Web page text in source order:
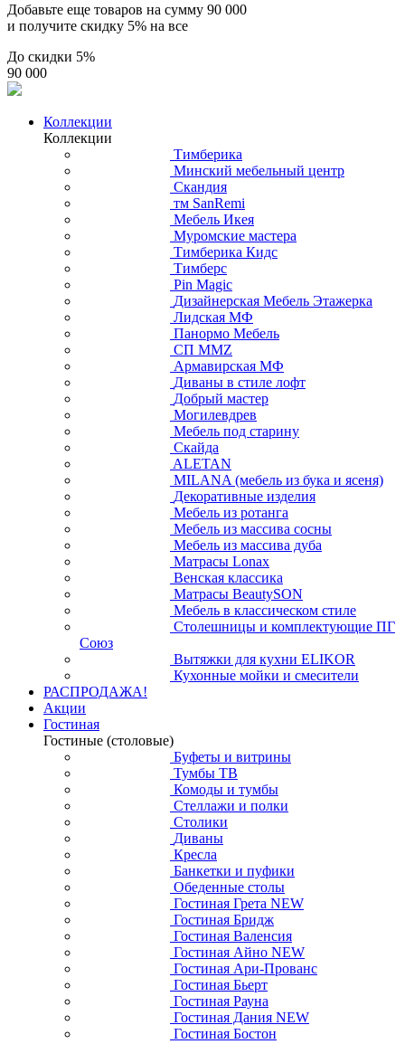
Добавьте еще товаров на сумму 90 000
и получите скидку 5% на все
До скидки 5%
90 000
Коллекции
Коллекции
Тимберика
Минский мебельный центр
Скандия
тм SanRemi
Мебель Икея
Муромские мастера
Тимберика Кидс
Тимберс
Pin Magic
Дизайнерская Мебель Этажерка
Лидская МФ
Панормо Мебель
СП ММZ
Армавирская МФ
Диваны в стиле лофт
Добрый мастер
Могилевдрев
Мебель под старину
Скайда
ALETAN
MILANA (мебель из бука и ясеня)
Декоративные изделия
Мебель из ротанга
Мебель из массива сосны
Мебель из массива дуба
Матрасы Lonax
Венская классика
Матрасы BeautySON
Мебель в классическом стиле
Столешницы и комплектующие ПГ
Союз
Вытяжки для кухни ELIKOR
Кухонные мойки и смесители
РАСПРОДАЖА!
Акции
Гостиная
Гостиные (столовые)
Буфеты и витрины
Тумбы ТВ
Комоды и тумбы
Стеллажи и полки
Столики
Диваны
Кресла
Банкетки и пуфики
Обеденные столы
Гостиная Грета NEW
Гостиная Бридж
Гостиная Валенсия
Гостиная Айно NEW
Гостиная Ари-Прованс
Гостиная Бьерт
Гостиная Рауна
Гостиная Дания NEW
Гостиная Бостон